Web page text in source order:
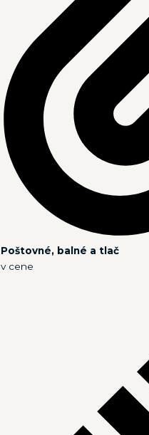
Poštovné, balné a tlač
v cene